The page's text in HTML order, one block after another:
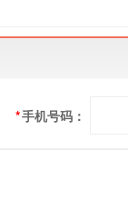
*手机号码：